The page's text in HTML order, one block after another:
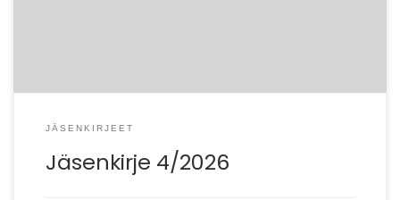
JÄSENKIRJEET
Jäsenkirje 4/2026